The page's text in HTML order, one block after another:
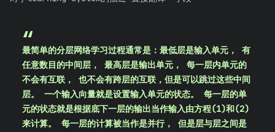
最简单的分层网络学习过程通常是：最低层是输入单元， 有
任意数目的中间层， 最高层是输出单元， 每一层内单元的
不会有互联， 也不会有跨层的互联，但是可以跳过这些中间
层。 一个输入向量就是设置输入单元的状态。 每一层的单
元的状态就是根据底下一层的输出当作输入由方程(1)和(2)
来计算。 每一层的计算被当作是并行， 但是层与层之间是